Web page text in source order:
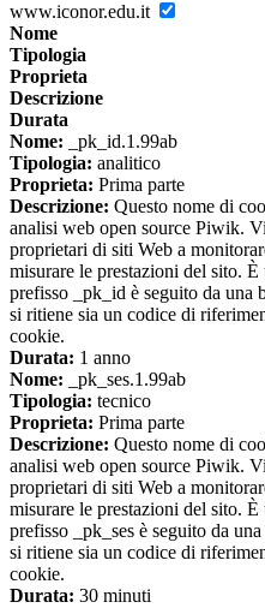
www.iconor.edu.it
Nome
Tipologia
Proprieta
Descrizione
Durata
Nome: _pk_id.1.99ab
Tipologia: analitico
Proprieta: Prima parte
Descrizione: Questo nome di
analisi web open source Piwik.
proprietari di siti Web a
misurare le prestazioni del sito.
prefisso _pk_id è seguito da una
si ritiene sia un codice di
cookie.
Durata: 1 anno
Nome: _pk_ses.1.99ab
Tipologia: tecnico
Proprieta: Prima parte
Descrizione: Questo nome di
analisi web open source Piwik.
proprietari di siti Web a
misurare le prestazioni del sito.
prefisso _pk_ses è seguito da
si ritiene sia un codice di
cookie.
Durata: 30 minuti